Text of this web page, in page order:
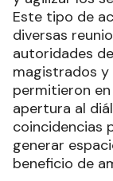
Este tipo de
diversas
autoridades
magistrados y
permitieron
apertura al
coincidencias
generar
beneficio de